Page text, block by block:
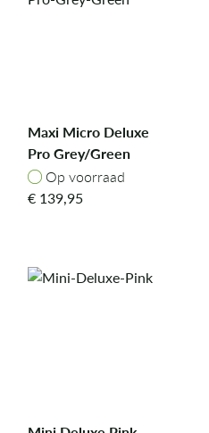
Maxi Micro Deluxe
Pro Grey/Green
Op voorraad
Op voorraad
€ 139,95